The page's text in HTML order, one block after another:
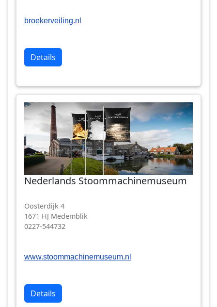
broekerveiling.nl
Details
Nederlands Stoommachinemuseum
Oosterdijk 4
1671 HJ Medemblik
0227-544732
www.stoommachinemuseum.nl
Details